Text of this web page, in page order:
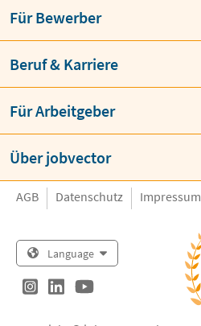
Für Bewerber
Beruf & Karriere
Für Arbeitgeber
Über jobvector
AGB Datenschutz Impressum
Language